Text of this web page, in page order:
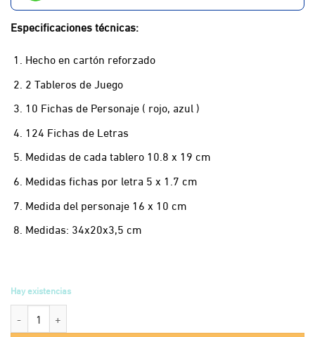
Especificaciones técnicas:
Hecho en cartón reforzado
2 Tableros de Juego
10 Fichas de Personaje ( rojo, azul )
124 Fichas de Letras
Medidas de cada tablero 10.8 x 19 cm
Medidas fichas por letra 5 x 1.7 cm
Medida del personaje 16 x 10 cm
Medidas: 34x20x3,5 cm
Hay existencias